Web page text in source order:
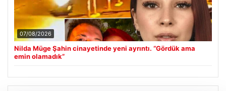
07/08/2026
Nilda Müge Şahin cinayetinde yeni ayrıntı. “Gördük ama
emin olamadık”